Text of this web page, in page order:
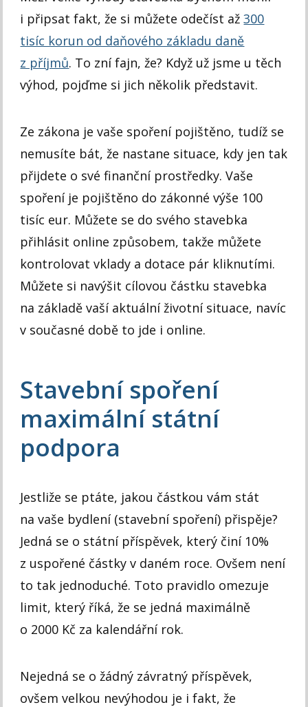
i připsat fakt, že si můžete odečíst až300
tisíc korun od daňového základu daně
z příjmů. To zní fajn, že? Když už jsme u těch
výhod, pojďme si jich několik představit.
Ze zákona je vaše spoření pojištěno, tudíž se
nemusíte bát, že nastane situace, kdy jen tak
přijdete o své finanční prostředky. Vaše
spoření je pojištěno do zákonné výše 100
tisíc eur. Můžete se do svého stavebka
přihlásit online způsobem, takže můžete
kontrolovat vklady a dotace pár kliknutími.
Můžete si navýšit cílovou částku stavebka
na základě vaší aktuální životní situace, navíc
v současné době to jde i online.
Stavební spoření
maximální státní
podpora
Jestliže se ptáte, jakou částkou vám stát
na vaše bydlení (stavební spoření) přispěje?
Jedná se o státní příspěvek, který činí 10%
z uspořené částky v daném roce. Ovšem není
to tak jednoduché. Toto pravidlo omezuje
limit, který říká, že se jedná maximálně
o 2000 Kč za kalendářní rok.
Nejedná se o žádný závratný příspěvek,
ovšem velkou nevýhodou je i fakt, že